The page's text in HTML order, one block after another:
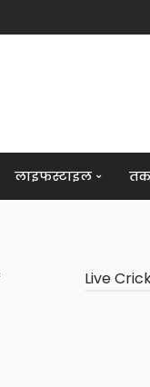
लाइफस्टाइल
Live